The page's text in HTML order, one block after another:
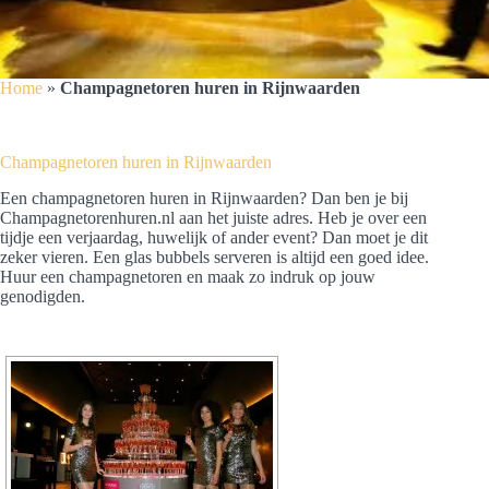
Home » Champagnetoren huren in Rijnwaarden
Champagnetoren huren in Rijnwaarden
Een champagnetoren huren in Rijnwaarden? Dan ben je bij
Champagnetorenhuren.nl aan het juiste adres. Heb je over een
tijdje een verjaardag, huwelijk of ander event? Dan moet je dit
zeker vieren. Een glas bubbels serveren is altijd een goed idee.
Huur een champagnetoren en maak zo indruk op jouw
genodigden.